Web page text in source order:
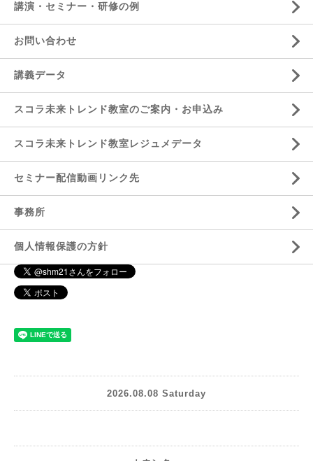
講演・セミナー・研修の例
お問い合わせ
講義データ
スコラ未来トレンド教室のご案内・お申込み
スコラ未来トレンド教室レジュメデータ
セミナー配信動画リンク先
事務所
個人情報保護の方針
2026.08.08 Saturday